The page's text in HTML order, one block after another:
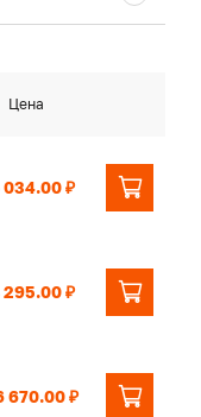
Цена
034.00 ₽
295.00 ₽
670.00 ₽